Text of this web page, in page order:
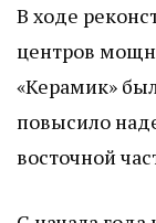
В ходе
центров
«Керамик»
повысило
восточной